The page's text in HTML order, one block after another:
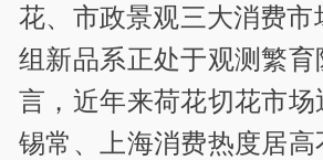
花、市政景观三大消费市
组新品系正处于观测繁育
言，近年来荷花切花市
锡常、上海消费热度居